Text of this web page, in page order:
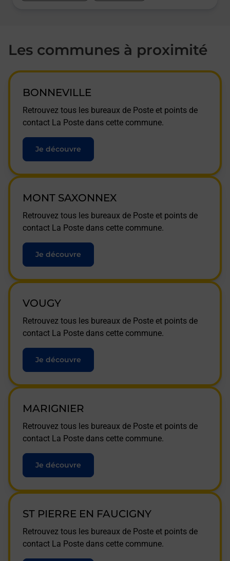
Les communes à proximité
BONNEVILLE
Retrouvez tous les bureaux de Poste et points de
contact La Poste dans cette commune.
Je découvre
MONT SAXONNEX
Retrouvez tous les bureaux de Poste et points de
contact La Poste dans cette commune.
Je découvre
VOUGY
Retrouvez tous les bureaux de Poste et points de
contact La Poste dans cette commune.
Je découvre
MARIGNIER
Retrouvez tous les bureaux de Poste et points de
contact La Poste dans cette commune.
Je découvre
ST PIERRE EN FAUCIGNY
Retrouvez tous les bureaux de Poste et points de
contact La Poste dans cette commune.